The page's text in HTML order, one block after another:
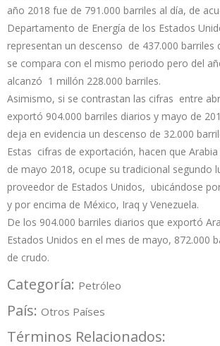
año 2018 fue de 791.000 barriles al día, de
Departamento de Energía de los Estados
representan un descenso de 437.000 barriles
se compara con el mismo periodo pero del
alcanzó 1 millón 228.000 barriles.
Asimismo, si se contrastan las cifras entre
exportó 904.000 barriles diarios y mayo de
deja en evidencia un descenso de 32.000
Estas cifras de exportación, hacen que
de mayo 2018, ocupe su tradicional segundo
proveedor de Estados Unidos, ubicándose
y por encima de México, Iraq y Venezuela.
De los 904.000 barriles diarios que exportó
Estados Unidos en el mes de mayo, 872.000
de crudo.
Categoría: Petróleo
País: Otros Países
Términos Relacionados: